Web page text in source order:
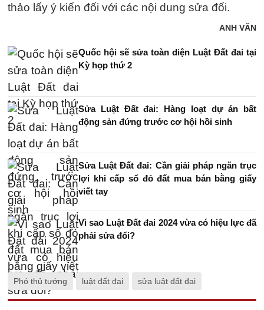
thảo lấy ý kiến đối với các nội dung sửa đổi.
ANH VĂN
Quốc hội sẽ sửa toàn diện Luật Đất đai tại
Kỳ họp thứ 2
Sửa Luật Đất đai: Hàng loạt dự án bất
động sản đứng trước cơ hội hồi sinh
Sửa Luật Đất đai: Cần giải pháp ngăn trục
lợi khi cấp sổ đỏ đất mua bán bằng giấy
viết tay
Vì sao Luật Đất đai 2024 vừa có hiệu lực đã
phải sửa đổi?
Phó thủ tướng luật đất đai sửa luật đất đai